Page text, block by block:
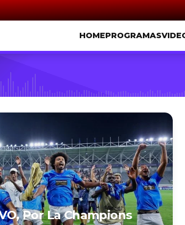
HOMEPROGRAMAS
Por La Champions